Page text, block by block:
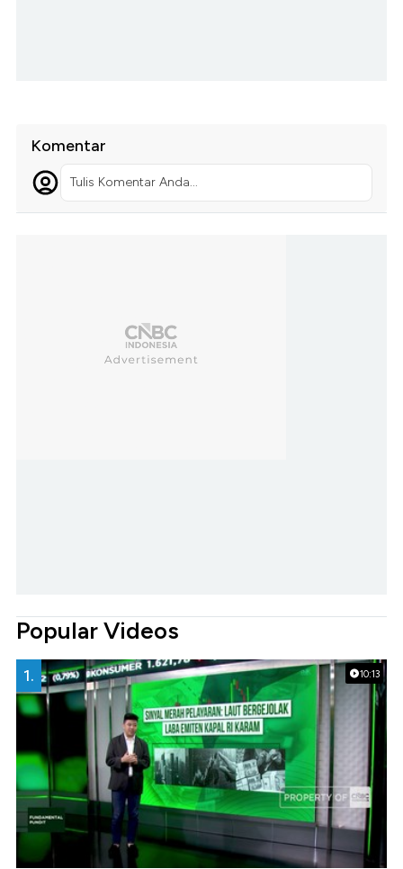
Komentar
Tulis Komentar Anda...
Popular Videos
10:13
1.